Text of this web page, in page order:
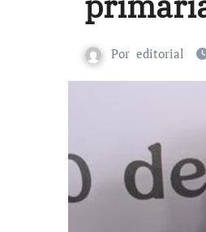
Por editorial